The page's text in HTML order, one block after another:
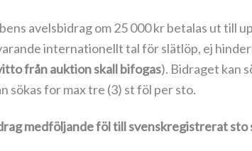
avelsbidrag om 25 000 kr betalas ut till
internationellt tal för slätlöp, ej
från auktion skall bifogas). Bidraget kan
sökas for max tre (3) st föl per sto.
medföljande föl till svenskregistrerat sto